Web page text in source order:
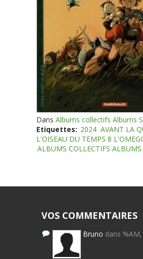
Dans Albums collectifs Albums
Etiquettes: 2024 AVANT LA
L'OISEAU DU TEMPS 8
ALBUMS COLLECTIFS ALBUMS
VOS COMMENTAIRES
Bruno dans